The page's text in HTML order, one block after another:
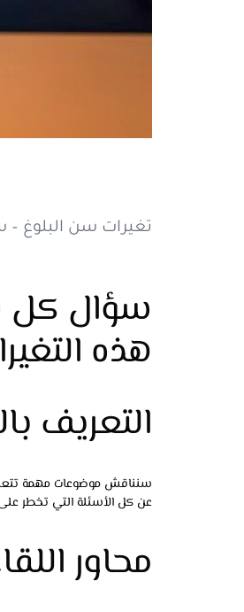
تغيرات سن البلوغ –
سؤال كل
هذه
التعريف
سنناقش موضوعات مهمة تتعلق
عن كل الأسئلة التي تخطر على
محاور